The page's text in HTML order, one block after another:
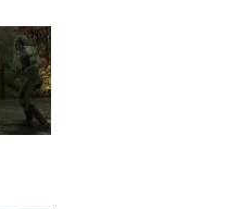
Kain: Soul Reaver